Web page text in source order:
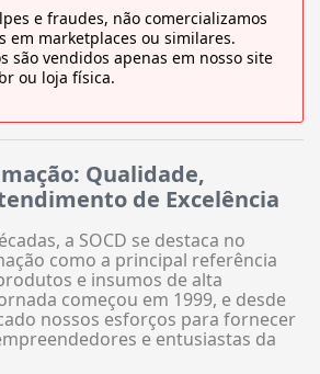
e fraudes, não comercializamos
em marketplaces ou similares.
são vendidos apenas em nosso site
ou loja física.
Qualidade,
de Excelência
a SOCD se destaca no
como a principal referência
e insumos de alta
começou em 1999, e desde
nossos esforços para fornecer
e entusiastas da